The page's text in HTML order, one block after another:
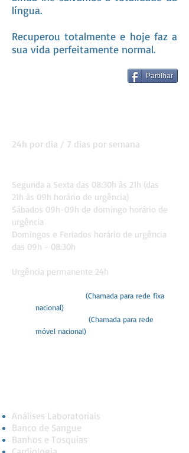
língua.
Recuperou totalmente e hoje faz a
sua vida perfeitamente normal.
Partilhar
24h por dia / 7 dias por semana
Segunda a Sexta das 08:30h às 21h (das
21h às 09h horário de urgência)
Sábados 09h-09h de domingo horário de
urgência
Domingos e Feriados horário de urgência
das 09h - 08:30h
Urgência permanente 24h
(Chamada para rede fixa
nacional)
(Chamada para rede
móvel nacional)
Análises Laboratoriais
Banco de Sangue
Banhos e Tosquias